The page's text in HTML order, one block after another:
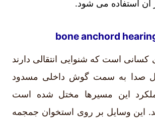
آن استفاده می شود.
کسانی است که شنوایی انتقالی دارند
صدا به سمت گوش داخلی مسدود
این مسیرها مختل شده است
این وسایل بر روی استخوان جمجمه